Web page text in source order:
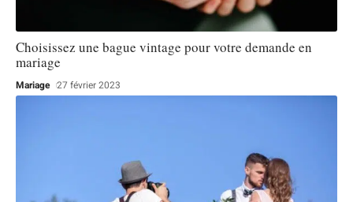
Choisissez une bague vintage pour votre demande en
mariage
Mariage 27 février 2023